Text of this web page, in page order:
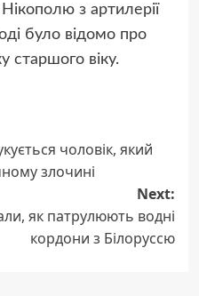
з артилерії
було відомо про
старшого віку.
чоловік, який
злочині
Next:
як патрулюють водні
кордони з Білоруссю